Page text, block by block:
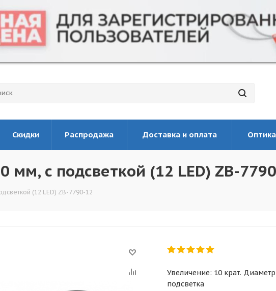
Скидки Распродажа Доставка и оплата
мм, с подсветкой (12 LED) ZB-
(12 LED) ZB-7790-12
Увеличение: 10 крат.
подсветка